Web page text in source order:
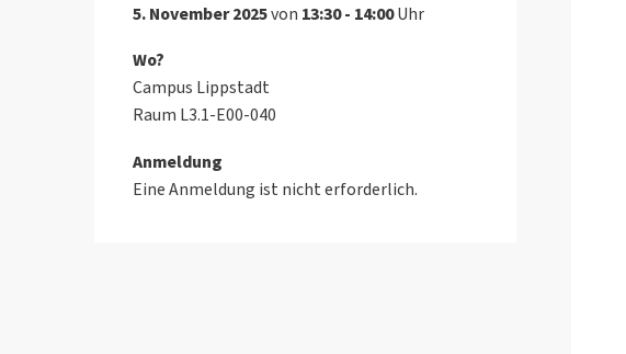
5. November 2025von 13:30 - 14:00Uhr
Wo?
Campus Lippstadt
Raum L3.1-E00-040
Anmeldung
Eine Anmeldung ist nicht erforderlich.